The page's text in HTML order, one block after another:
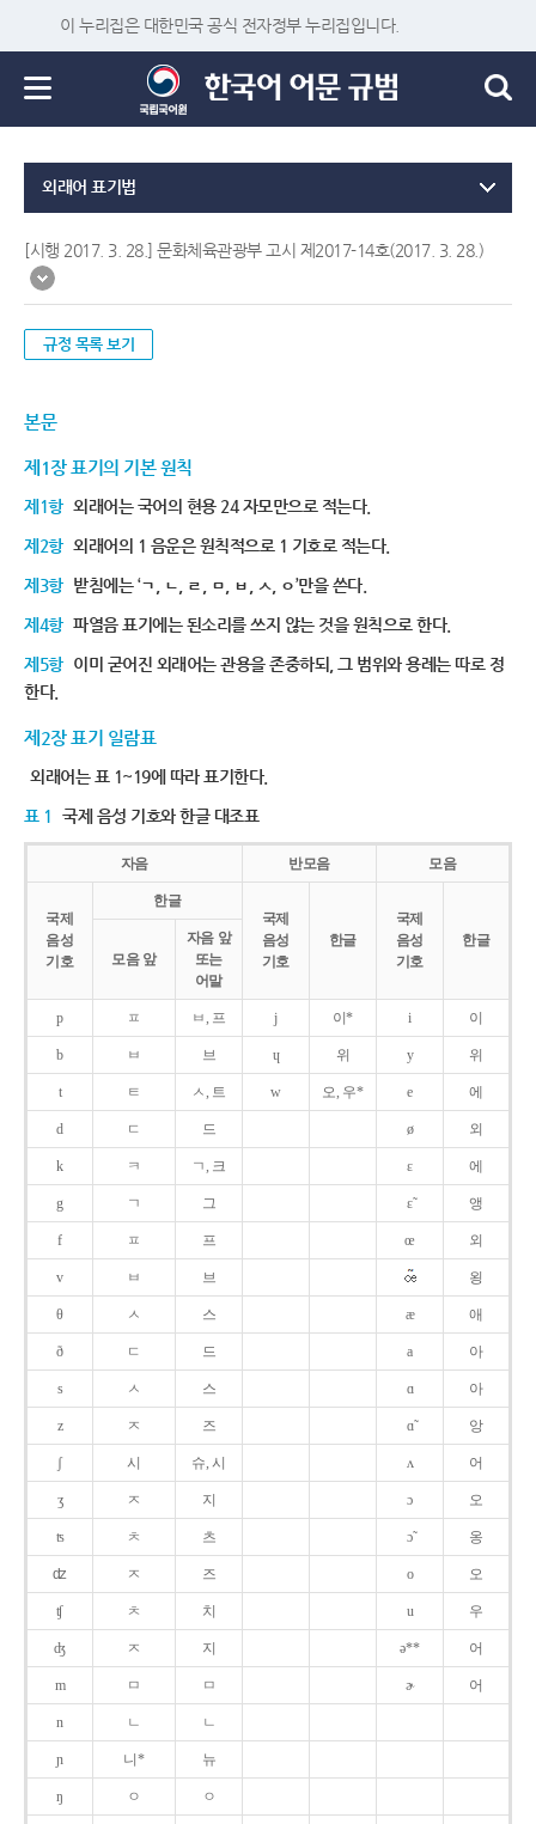
이 누리집은 대한민국 공식 전자정부 누리집입니다.
외래어 표기법
[시행 2017. 3. 28.] 문화체육관광부 고시 제2017-14호(2017. 3. 28.)
규정 목록 보기
본문
제1장 표기의 기본 원칙
제1항 외래어는 국어의 현용 24 자모만으로 적는다.
제2항 외래어의 1 음운은 원칙적으로 1 기호로 적는다.
제3항 받침에는 ‘ㄱ, ㄴ, ㄹ, ㅁ, ㅂ, ㅅ, ㅇ’만을 쓴다.
제4항 파열음 표기에는 된소리를 쓰지 않는 것을 원칙으로 한다.
제5항 이미 굳어진 외래어는 관용을 존중하되, 그 범위와 용례는 따로 정
한다.
제2장 표기 일람표
외래어는 표 1~19에 따라 표기한다.
표 1 국제 음성 기호와 한글 대조표
자음 반모음 모음
국제
음성
기호
한글
국제
음성
기호
한글
국제
음성
기호
한글
모음 앞
자음 앞
또는
어말
p ㅍ ㅂ, 프 j 이* i 이
b ㅂ 브 ɥ 위 y 위
t ㅌ ㅅ, 트 w 오, 우* e 에
d ㄷ 드 ø 외
k ㅋ ㄱ, 크 ɛ 에
g ㄱ 그 ɛ̃ 앵
f ㅍ 프 œ 외
v ㅂ 브 욍
θ ㅅ 스 æ 애
ð ㄷ 드 a 아
s ㅅ 스 ɑ 아
z ㅈ 즈 ɑ̃ 앙
ʃ 시 슈, 시 ʌ 어
ʒ ㅈ 지 ɔ 오
ʦ ㅊ 츠 ɔ̃ 옹
ʣ ㅈ 즈 o 오
ʧ ㅊ 치 u 우
ʤ ㅈ 지 ə** 어
m ㅁ ㅁ ɚ 어
n ㄴ ㄴ
ɲ 니* 뉴
ŋ ㅇ ㅇ